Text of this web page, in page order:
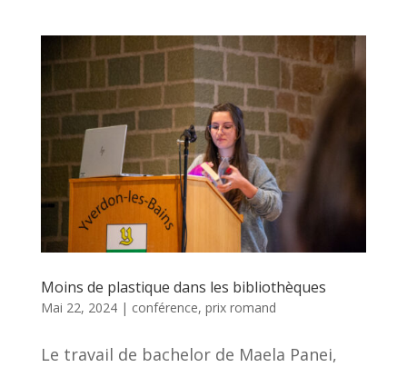
Moins de plastique dans les bibliothèques
Mai 22, 2024| conférence, prix romand
Le travail de bachelor de Maela Panei,